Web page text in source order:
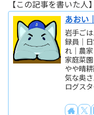
【この記事を書いた人】
あおい
岩手ご
録員｜
れ｜農
家庭菜
やや晴
気な奥
ログス